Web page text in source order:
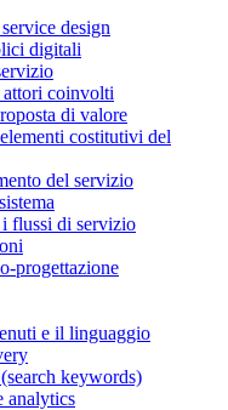
design
digitali
coinvolti
di valore
costitutivi del
del servizio
i flussi di servizio
progettazione
e il linguaggio
keywords)
analytics